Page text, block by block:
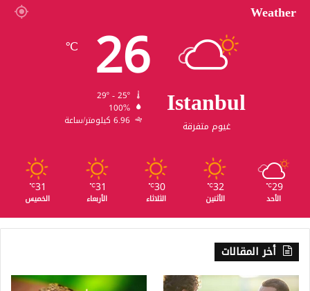
Weather
Istanbul
غيوم متفرقة
26
℃
100%
6.96 كيلومتر/ساعة
29
℃
الأحد
32
℃
الأثنين
30
℃
الثلاثاء
31
℃
الأربعاء
31
℃
الخميس
أخر المقالات